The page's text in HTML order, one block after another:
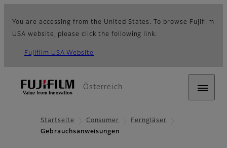
You are accessing from the United States. To browse Fujifilm
USA website, please click the following link.
Fujifilm USA Website
Österreich
Startseite Consumer
Ferngläser
Gebrauchsanweisungen